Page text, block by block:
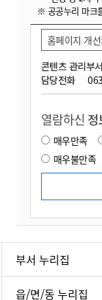
※ 공공누리 마크
콘텐츠 관리부서
담당전화
홈페이지 개
열람하신
매우만족
매우불만족
부서 누리집
읍/면/동 누리집